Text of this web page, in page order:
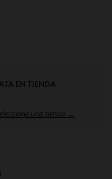
EN TIENDA
una tienda →